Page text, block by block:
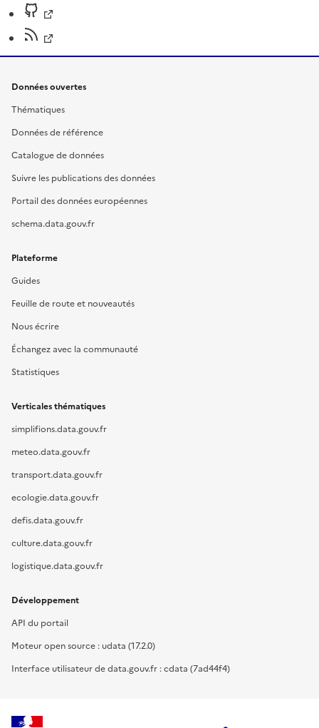
Données ouvertes
Thématiques
Données de référence
Catalogue de données
Suivre les publications des données
Portail des données européennes
schema.data.gouv.fr
Plateforme
Guides
Feuille de route et nouveautés
Nous écrire
Échangez avec la communauté
Statistiques
Verticales thématiques
simplifions.data.gouv.fr
meteo.data.gouv.fr
transport.data.gouv.fr
ecologie.data.gouv.fr
defis.data.gouv.fr
culture.data.gouv.fr
logistique.data.gouv.fr
Développement
API du portail
Moteur open source : udata (17.2.0)
Interface utilisateur de data.gouv.fr : cdata (7ad44f4)